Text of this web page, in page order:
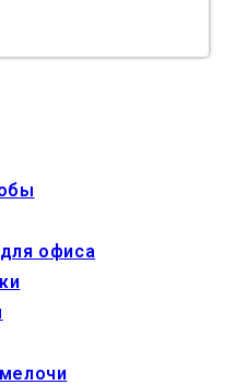
офиса